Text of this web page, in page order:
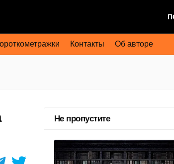
Контакты Об авторе
Не пропустите